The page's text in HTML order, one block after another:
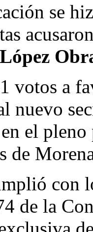
se
votos a
nuevo
el
de
con
de la